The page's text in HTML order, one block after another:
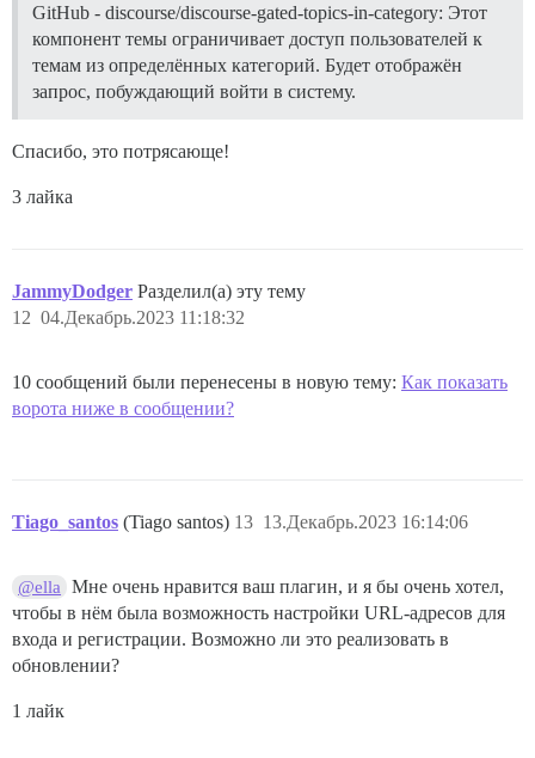
GitHub - discourse/discourse-gated-topics-in-category: Этот
компонент темы ограничивает доступ пользователей к
темам из определённых категорий. Будет отображён
запрос, побуждающий войти в систему.
Спасибо, это потрясающе!
3 лайка
JammyDodger Разделил(а) эту тему
04.Декабрь.2023 11:18:32
12
10 сообщений были перенесены в новую тему: Как показать
ворота ниже в сообщении?
Tiago_santos (Tiago santos) 13.Декабрь.2023 16:14:06
13
@ella
Мне очень нравится ваш плагин, и я бы очень хотел,
чтобы в нём была возможность настройки URL-адресов для
входа и регистрации. Возможно ли это реализовать в
обновлении?
1 лайк